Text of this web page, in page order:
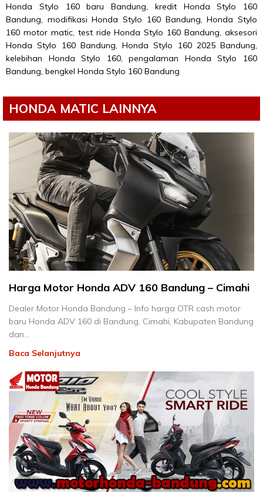
Honda Stylo 160 baru Bandung, kredit Honda Stylo 160
Bandung, modifikasi Honda Stylo 160 Bandung, Honda Stylo
160 motor matic, test ride Honda Stylo 160 Bandung, aksesori
Honda Stylo 160 Bandung, Honda Stylo 160 2025 Bandung,
kelebihan Honda Stylo 160, pengalaman Honda Stylo 160
Bandung, bengkel Honda Stylo 160 Bandung
HONDA MATIC LAINNYA
Harga Motor Honda ADV 160 Bandung – Cimahi
Dealer Motor Honda Bandung – Info harga OTR cash motor
baru Honda ADV 160 di Bandung, Cimahi, Kabupaten Bandung
dan…
Baca Selanjutnya